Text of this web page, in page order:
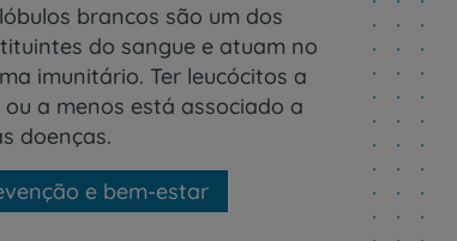
Áreas da Saúde
CUF
brancos são um dos
do sangue e atuam no
imunitário. Ter leucócitos a
ou a menos está associado a
doenças.
e bem-estar